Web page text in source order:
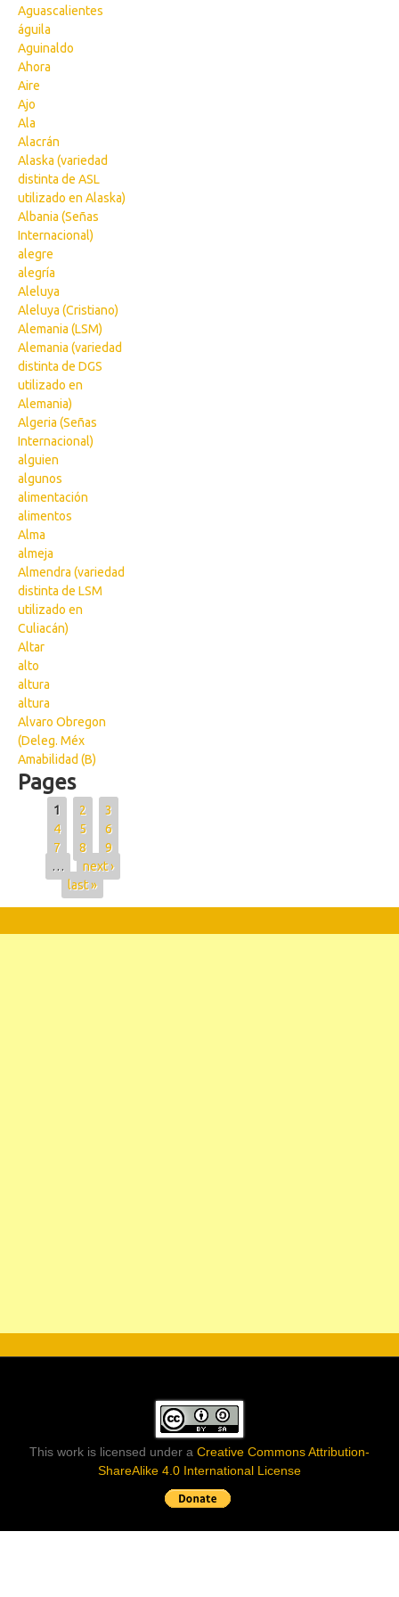
Aguascalientes
águila
Aguinaldo
Ahora
Aire
Ajo
Ala
Alacrán
Alaska (variedad
distinta de ASL
utilizado en Alaska)
Albania (Señas
Internacional)
alegre
alegría
Aleluya
Aleluya (Cristiano)
Alemania (LSM)
Alemania (variedad
distinta de DGS
utilizado en
Alemania)
Algeria (Señas
Internacional)
alguien
algunos
alimentación
alimentos
Alma
almeja
Almendra (variedad
distinta de LSM
utilizado en
Culiacán)
Altar
alto
altura
altura
Alvaro Obregon
(Deleg. Méx
Amabilidad (B)
Pages
1 2
3
4
5
6
7
8
9
…
next ›
last »
This work is licensed under a Creative Commons Attribution-
ShareAlike 4.0 International License